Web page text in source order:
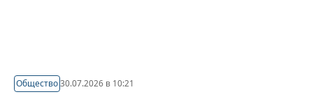
Общество30.07.2026 в 10:21